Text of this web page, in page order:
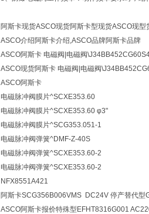
阿斯卡现货ASCO现货阿斯卡型现货ASCO现型
ASCO介绍阿斯卡介绍,ASCO品牌阿斯卡品牌
ASCO阿斯卡 电磁阀|电磁阀\
ASCO现货阿斯卡 电磁阀|电磁阀\
ASCO阿斯卡
电磁脉冲阀膜片^SCXE353.60
电磁脉冲阀膜片^SCXE353.60 φ3"
电磁脉冲阀膜片^SCG353.051-1
电磁脉冲阀弹簧^DMF-Z-40S
电磁脉冲阀弹簧^SCXE353.60-2
电磁脉冲阀弹簧^SCXE353.60-2
NFX8551A421
阿斯卡SCG356B006VMS DC24V 停产替代型
ASCO阿斯卡报价特殊型EFHT8316G001